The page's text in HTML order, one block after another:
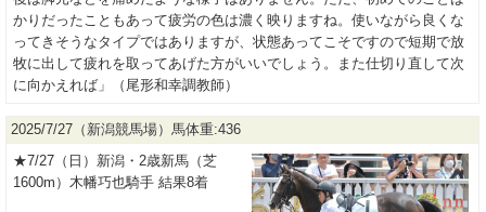
かりだったこともあって疲労の色は濃く映りますね。使いながら良くな
ってきそうなタイプではありますが、状態あってこそですので短期で放
牧に出して疲れを取ってあげた方がいいでしょう。また仕切り直して次
に向かえれば」（尾形和幸調教師）
2025/7/27（新潟競馬場）馬体重:436
★7/27（日）新潟・2歳新馬（芝
1600m）木幡巧也騎手 結果8着